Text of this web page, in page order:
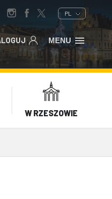
PL
MENU
W RZESZOWIE